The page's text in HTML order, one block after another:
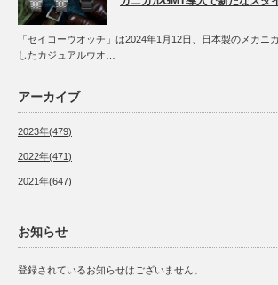
「セイコーウオッチ」は2024年1月12日、日本製のメカニ
したカジュアルウオ…
アーカイブ
2023年(479)
2022年(471)
2021年(647)
お知らせ
登録されているお知らせはございません。